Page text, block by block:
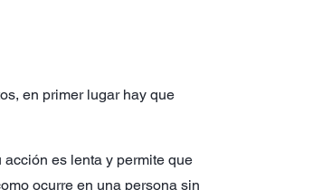
en primer lugar hay que
es lenta y permite que
ocurre en una persona sin